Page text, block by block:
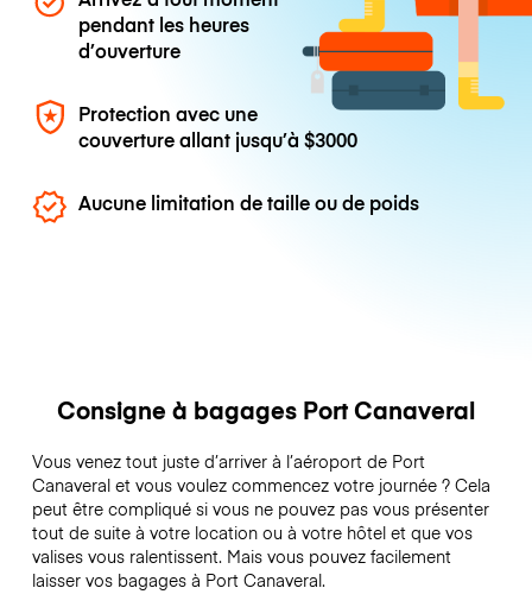
pendant les heures
d’ouverture
Protection avec une
couverture allant jusqu’à$3000
Aucune limitation de taille ou de poids
Consigne à bagages Port Canaveral
Vous venez tout juste d’arriver à l’aéroport de Port
Canaveral et vous voulez commencez votre journée ? Cela
peut être compliqué si vous ne pouvez pas vous présenter
tout de suite à votre location ou à votre hôtel et que vos
valises vous ralentissent. Mais vous pouvez facilement
laisser vos bagages à Port Canaveral.